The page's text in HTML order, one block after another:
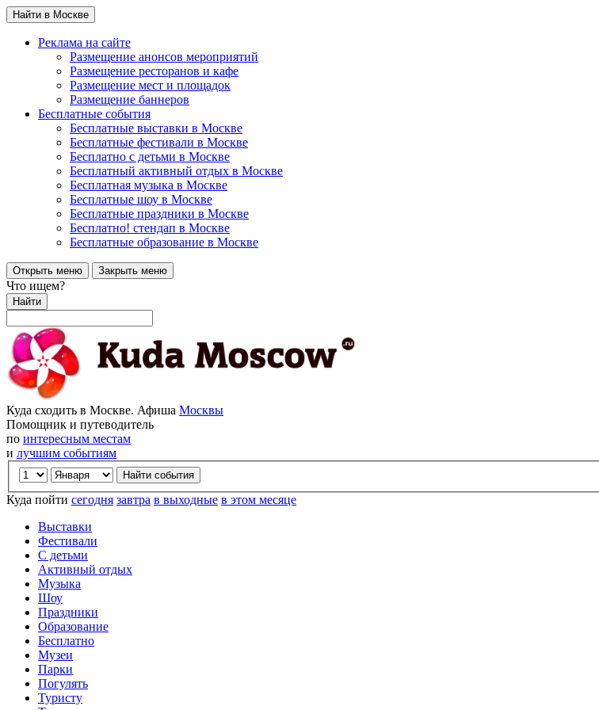
Найти в Москве
Реклама на сайте
Размещение анонсов мероприятий
Размещение ресторанов и кафе
Размещение мест и площадок
Размещение баннеров
Бесплатные события
Бесплатные выставки в Москве
Бесплатные фестивали в Москве
Бесплатно с детьми в Москве
Бесплатный активный отдых в Москве
Бесплатная музыка в Москве
Бесплатные шоу в Москве
Бесплатные праздники в Москве
Бесплатно! стендап в Москве
Бесплатные образование в Москве
Открыть меню Закрыть меню
Что ищем?
Найти
Куда сходить в Москве. Афиша Москвы
Помощник и путеводитель
по интересным местам
и лучшим событиям
Куда пойти сегодня завтра в выходные в этом месяце
Выставки
Фестивали
С детьми
Активный отдых
Музыка
Шоу
Праздники
Образование
Бесплатно
Музеи
Парки
Погулять
Туристу